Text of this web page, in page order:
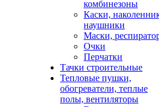
комбинезоны
Каски,
наушники
Маски,
Очки
Перчатки
Тачки строительные
Тепловые пушки,
обогреватели, теплые
полы, вентиляторы